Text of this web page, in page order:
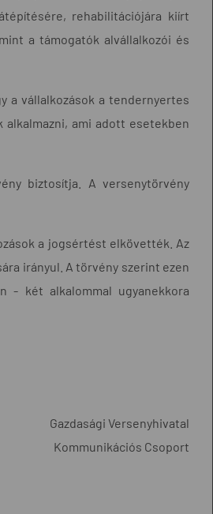
rehabilitációjára kiírt
a támogatók alvállalkozói és
a vállalkozások a tendernyertes
alkalmazni, ami adott esetekben
biztosítja. A versenytörvény
a jogsértést elkövették. Az
irányul. A törvény szerint ezen
- két alkalommal ugyanekkora
Gazdasági Versenyhivatal
Kommunikációs Csoport